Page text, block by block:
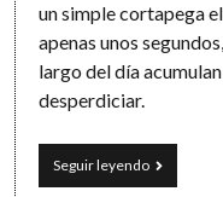
un simple cortapega
apenas unos
largo del día
desperdiciar.
Seguir leyendoEl
cortapega